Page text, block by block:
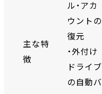
主な特
徴
ル・アカ
ウントの
復元
・外付け
ドライブ
の自動バ